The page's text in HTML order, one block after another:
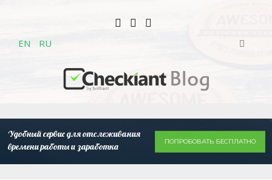
EN RU
Удобный сервис для отслеживания
времени работы и заработка
ПОПРОБОВАТЬ БЕСПЛАТНО